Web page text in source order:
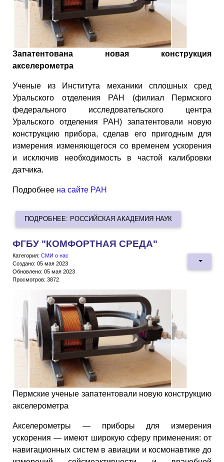
Запатентована новая конструкция
акселерометра
Ученые из Института механики сплошных сред
Уральского отделения РАН (филиал Пермского
федерального исследовательского центра
Уральского отделения РАН) запатентовали новую
конструкцию прибора, сделав его пригодным для
измерения изменяющегося со временем ускорения
и исключив необходимость в частой калибровки
датчика.
Подробнее на сайте РАН
ПОДРОБНЕЕ: РОССИЙСКАЯ АКАДЕМИЯ НАУК
ФГБУ "КОМФОРТНАЯ СРЕДА"
Категория: СМИ о нас
Создано: 05 мая 2023
Обновлено: 05 мая 2023
Просмотров: 3872
Пермские ученые запатентовали новую конструкцию
акселерометра
Акселерометры — приборы для измерения
ускорения — имеют широкую сферу применения: от
навигационных систем в авиации и космонавтике до